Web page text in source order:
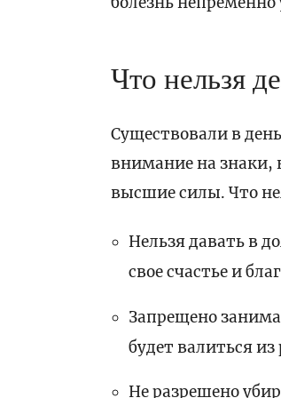
Что нельзя
Существовали в
внимание на знаки,
высшие силы. Что
Нельзя давать в
свое счастье и
Запрещено
будет валиться из
Не разрешено